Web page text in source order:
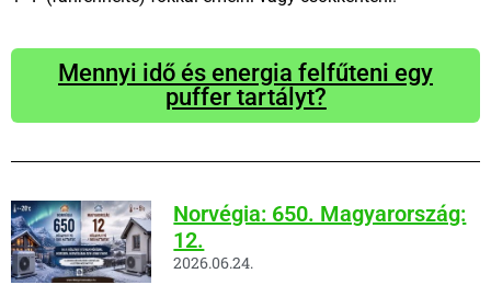
Mennyi idő és energia felfűteni egy
puffer tartályt?
Norvégia: 650. Magyarország:
12.
2026.06.24.